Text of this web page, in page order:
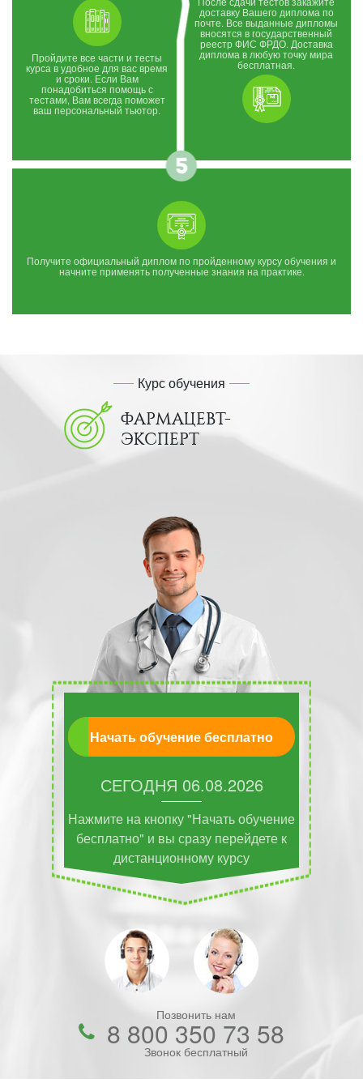
Пройдите все части и тесты
курса в удобное для вас время
и сроки. Если Вам
понадобиться помощь с
тестами, Вам всегда поможет
ваш персональный тьютор.
доставку Вашего диплома по
почте. Все выданные дипломы
вносятся в государственный
реестр ФИС ФРДО. Доставка
диплома в любую точку мира
бесплатная.
Получите официальный диплом по пройденному курсу обучения и
начните применять полученные знания на практике.
Курс обучения
ФАРМАЦЕВТ-
ЭКСПЕРТ
Начать обучение бесплатно
СЕГОДНЯ 06.08.2026
Нажмите на кнопку "Начать обучение
бесплатно" и вы сразу перейдете к
дистанционному курсу
Позвонить нам
8 800 350 73 58
Звонок бесплатный